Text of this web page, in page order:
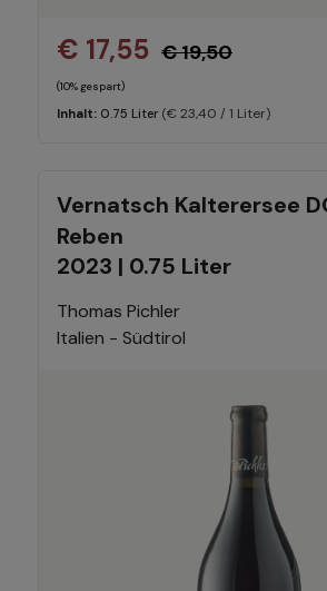
€ 17,55 € 19,50
(10% gespart)
Inhalt: 0.75 Liter (€ 23,40 / 1 Liter)
Vernatsch Kalterersee
Reben
2023 | 0.75 Liter
Thomas Pichler
Italien - Südtirol